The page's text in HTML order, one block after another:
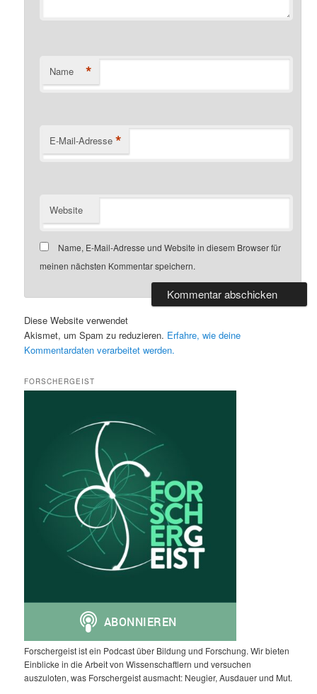
Name *
E-Mail-Adresse *
Website
Name, E-Mail-Adresse und Website in diesem Browser für
meinen nächsten Kommentar speichern.
Diese Website verwendet
Akismet, um Spam zu reduzieren. Erfahre, wie deine
Kommentardaten verarbeitet werden.
FORSCHERGEIST
Forschergeist ist ein Podcast über Bildung und Forschung. Wir bieten
Einblicke in die Arbeit von Wissenschaftlern und versuchen
auszuloten, was Forschergeist ausmacht: Neugier, Ausdauer und Mut.